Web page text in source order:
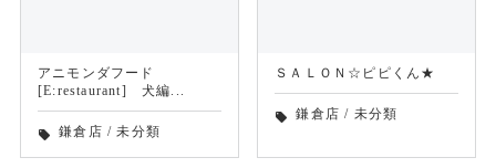
アニモンダフード
[E:restaurant] 犬編...
local_offer 鎌倉店 /未分類
ＳＡＬＯＮ☆ピピくん★
local_offer 鎌倉店 / 未分類